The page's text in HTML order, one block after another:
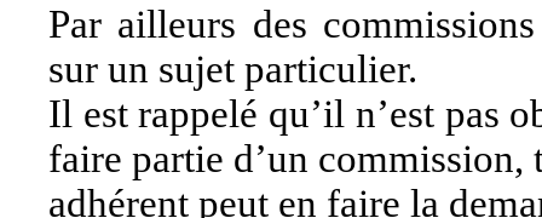
Par ailleurs des
sur un sujet particulier.
Il est rappelé qu’il n’est pas
faire partie d’un commission,
adhérent peut en faire la